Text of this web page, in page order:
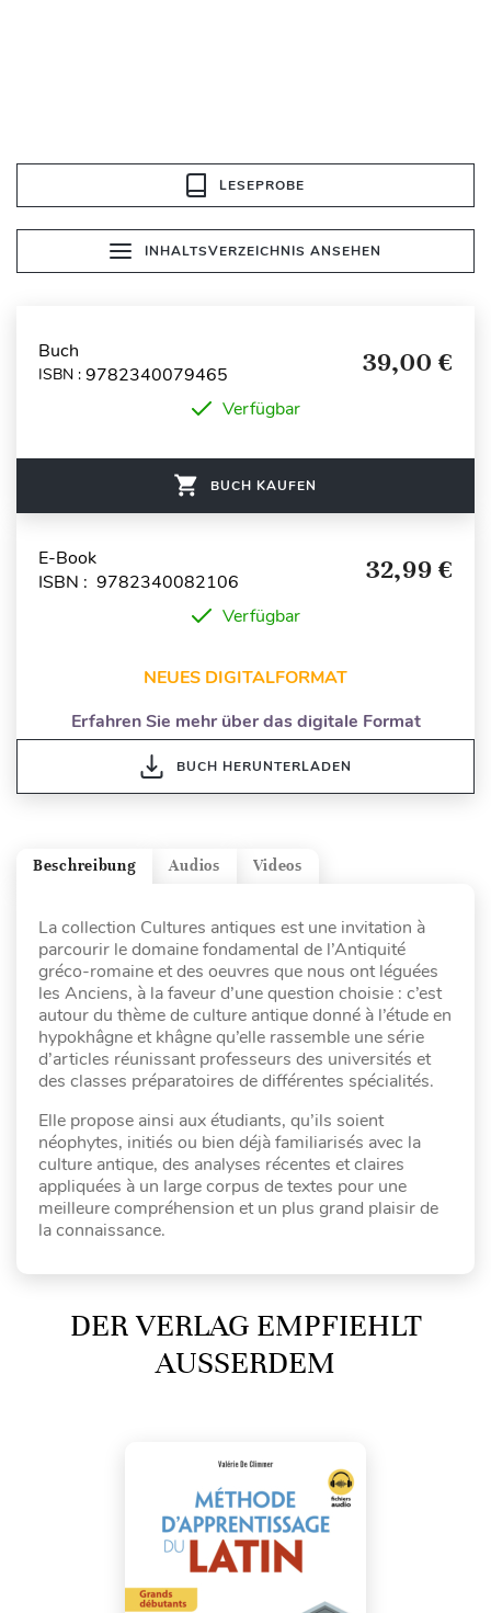
LESEPROBE
INHALTSVERZEICHNIS ANSEHEN
Buch
ISBN : 9782340079465 39,00 €
Verfügbar
BUCH KAUFEN
E-Book
ISBN : 9782340082106
32,99 €
Verfügbar
NEUES DIGITALFORMAT
Erfahren Sie mehr über das digitale Format
BUCH HERUNTERLADEN
Videos
Audios
Beschreibung
La collection Cultures antiques est une invitation à
parcourir le domaine fondamental de l’Antiquité
gréco-romaine et des oeuvres que nous ont léguées
les Anciens, à la faveur d’une question choisie : c’est
autour du thème de culture antique donné à l’étude en
hypokhâgne et khâgne qu’elle rassemble une série
d’articles réunissant professeurs des universités et
des classes préparatoires de différentes spécialités.
Elle propose ainsi aux étudiants, qu’ils soient
néophytes, initiés ou bien déjà familiarisés avec la
culture antique, des analyses récentes et claires
appliquées à un large corpus de textes pour une
meilleure compréhension et un plus grand plaisir de
la connaissance.
DER VERLAG EMPFIEHLT
AUSSERDEM